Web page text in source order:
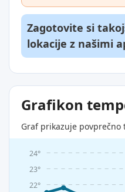
Zagotovite si
lokacije z našimi
Grafikon
Graf prikazuje povprečno
22°
23°
24°